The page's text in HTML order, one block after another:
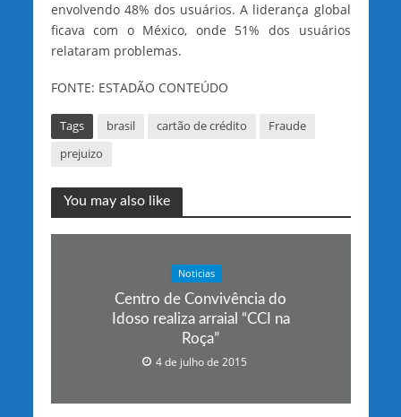
envolvendo 48% dos usuários. A liderança global
ficava com o México, onde 51% dos usuários
relataram problemas.
FONTE: ESTADÃO CONTEÚDO
Tags brasil cartão de crédito
Fraude
prejuizo
You may also like
Noticias
Centro de Convivência do
Idoso realiza arraial “CCI na
Roça”
4 de julho de 2015